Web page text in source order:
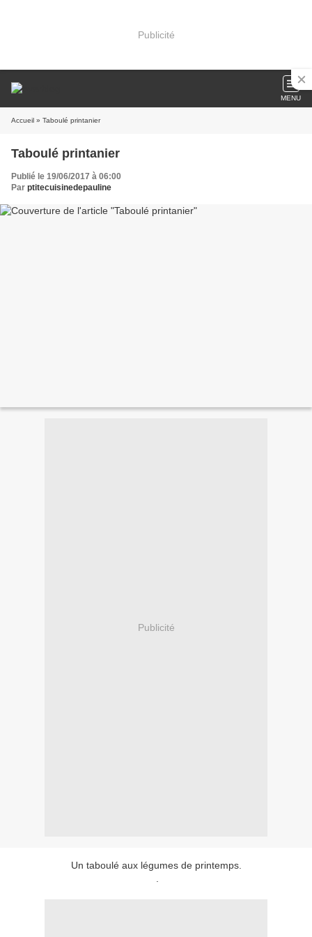
Publicité
MENU
Accueil » Taboulé printanier
Taboulé printanier
Publié le 19/06/2017 à 06:00
Par ptitecuisinedepauline
Publicité
Un taboulé aux légumes de printemps.